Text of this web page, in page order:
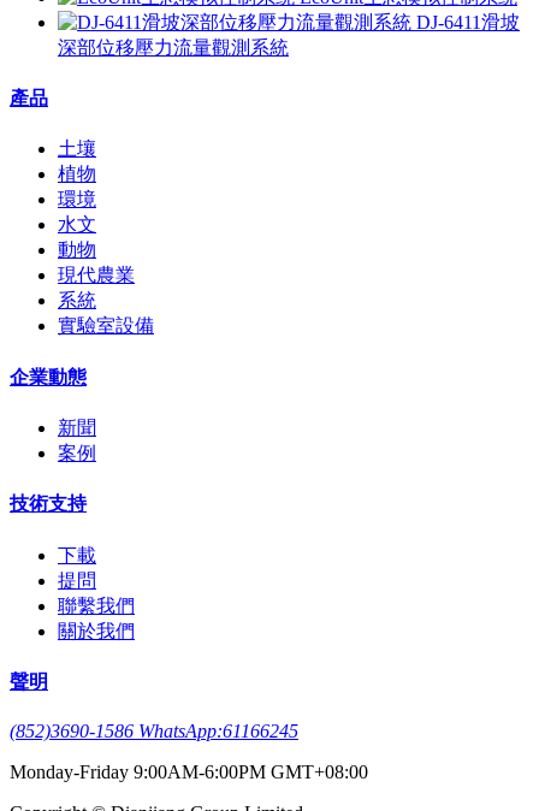
DJ-6411滑坡
深部位移壓力流量觀測系統
產品
土壤
植物
環境
水文
動物
現代農業
系統
實驗室設備
企業動態
新聞
案例
技術支持
下載
提問
聯繫我們
關於我們
聲明
(852)3690-1586 WhatsApp:61166245
Monday-Friday 9:00AM-6:00PM GMT+08:00